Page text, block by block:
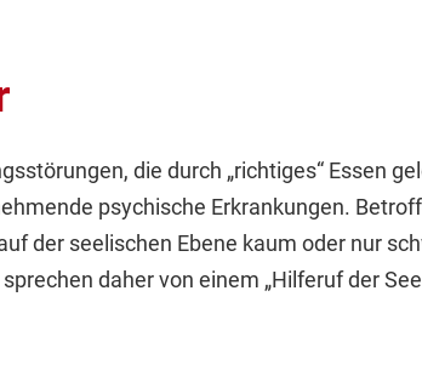
die durch „richtiges“ Essen
psychische Erkrankungen.
der seelischen Ebene kaum oder nur
daher von einem „Hilferuf der